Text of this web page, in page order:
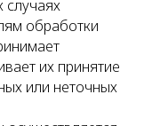
случаях
обработки
их принятие
или неточных